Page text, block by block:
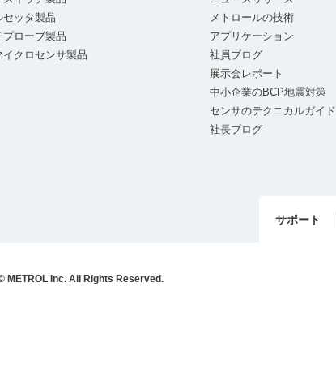
セッタ製品
プローブ製品
イクロセンサ製品
メトロールの技術
アプリケーション
社員ブログ
展示会レポート
中小企業のBCP地震対策
センサのテクニカルガイド
社長ブログ
サポート
METROL Inc. All Rights Reserved.